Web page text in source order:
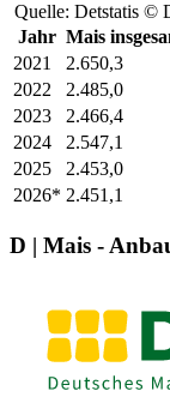
Quelle: Detstatis ©
Jahr Mais
2021
2.650,3
2022
2.485,0
2023
2.466,4
2024
2.547,1
2025
2.453,0
2026* 2.451,1
D | Mais -